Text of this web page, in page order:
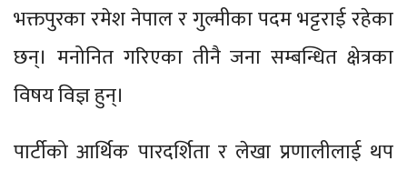
भक्तपुरका रमेश नेपाल र गुल्मीका पदम भट्टराई रहेका
छन्। मनोनित गरिएका तीनै जना सम्बन्धित क्षेत्रका
विषय विज्ञ हुन्।
पार्टीको आर्थिक पारदर्शिता र लेखा प्रणालीलाई थप